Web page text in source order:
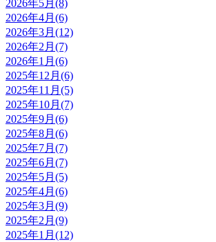
2026年5月(8)
2026年4月(6)
2026年3月(12)
2026年2月(7)
2026年1月(6)
2025年12月(6)
2025年11月(5)
2025年10月(7)
2025年9月(6)
2025年8月(6)
2025年7月(7)
2025年6月(7)
2025年5月(5)
2025年4月(6)
2025年3月(9)
2025年2月(9)
2025年1月(12)